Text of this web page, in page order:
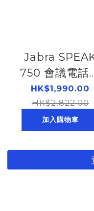
Jabra
750 會議電話
聲器|連Link
380A連接器
(7700-309)
HK$1,990.00
HK$2,822.00
加入購物車